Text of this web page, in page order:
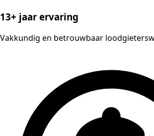
13+ jaar ervaring
Vakkundig en betrouwbaar